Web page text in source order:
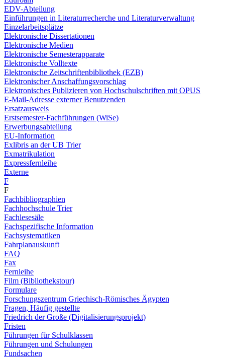
EDV-Abteilung
Einführungen in Literaturrecherche und Literaturverwaltung
Einzelarbeitsplätze
Elektronische Dissertationen
Elektronische Medien
Elektronische Semesterapparate
Elektronische Volltexte
Elektronische Zeitschriftenbibliothek (EZB)
Elektronischer Anschaffungsvorschlag
Elektronisches Publizieren von Hochschulschriften mit OPUS
E-Mail-Adresse externer Benutzenden
Ersatzausweis
Erstsemester-Fachführungen (WiSe)
Erwerbungsabteilung
EU-Information
Exlibris an der UB Trier
Exmatrikulation
Expressfernleihe
Externe
F
F
Fachbibliographien
Fachhochschule Trier
Fachlesesäle
Fachspezifische Information
Fachsystematiken
Fahrplanauskunft
FAQ
Fax
Fernleihe
Film (Bibliothekstour)
Formulare
Forschungszentrum Griechisch-Römisches Ägypten
Fragen, Häufig gestellte
Friedrich der Große (Digitalisierungsprojekt)
Fristen
Führungen für Schulklassen
Führungen und Schulungen
Fundsachen